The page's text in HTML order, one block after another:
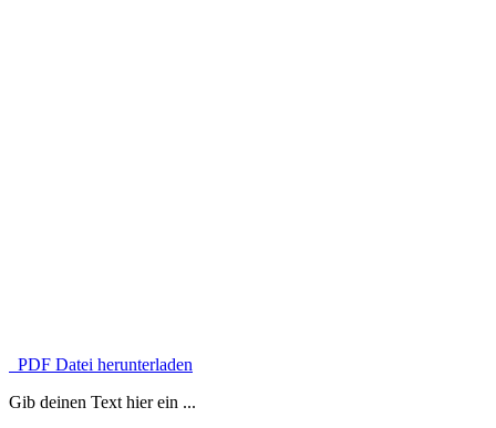
PDF Datei herunterladen
Gib deinen Text hier ein ...